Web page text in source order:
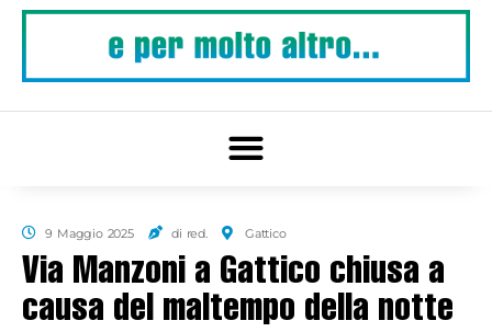
9 Maggio 2025 di red. Gattico
Via Manzoni a Gattico chiusa a
causa del maltempo della notte